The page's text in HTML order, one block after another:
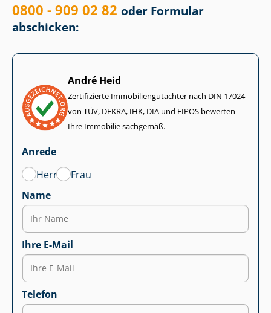
0800 - 909 02 82 oder Formular
abschicken:
André Heid
Zertifizierte Im­mo­bi­li­en­gut­ach­ter nach DIN 17024
von TÜV, DEKRA, IHK, DIA und EIPOS bewerten
Ihre Immobilie sachgemäß.
Anrede
Herr
Frau
Name
Ihre E-Mail
Telefon